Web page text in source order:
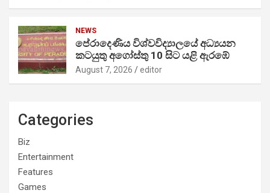
NEWS
පේරාදෙණිය විශ්වවිද්‍යාලයේ අධ්‍යයන
කටයුතු අගෝස්තු 10 සිට යළි ඇරඹේ
August 7, 2026 editor
Categories
Biz
Entertainment
Features
Games